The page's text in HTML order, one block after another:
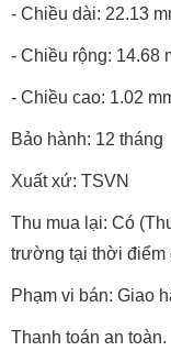
- Chiều dài: 22.13
- Chiều rộng: 14.68
- Chiều cao: 1.02
Bảo hành: 12 tháng
Xuất xứ: TSVN
Thu mua lại: Có
trường tại thời điểm
Phạm vi bán: Giao
Thanh toán an toàn.